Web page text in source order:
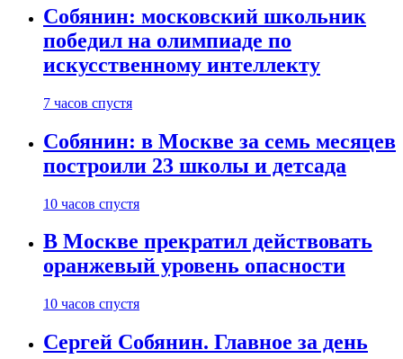
Собянин: московский школьник
победил на олимпиаде по
искусственному интеллекту
7 часов спустя
Собянин: в Москве за семь месяцев
построили 23 школы и детсада
10 часов спустя
В Москве прекратил действовать
оранжевый уровень опасности
10 часов спустя
Сергей Собянин. Главное за день